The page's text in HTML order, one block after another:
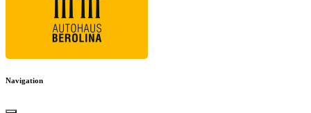
Navigation